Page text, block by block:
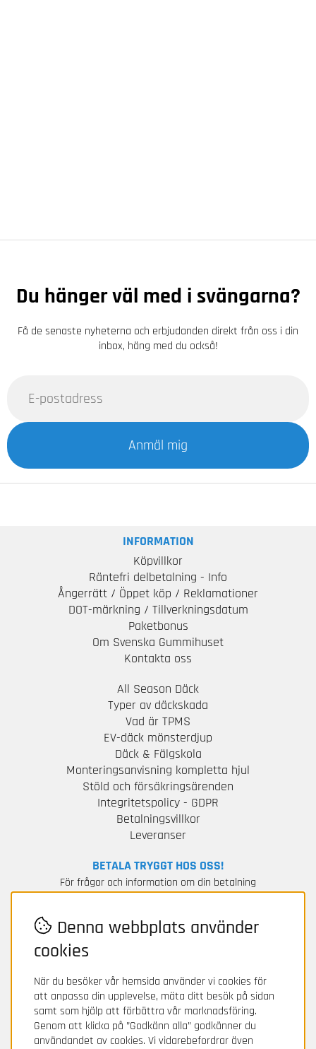
Du hänger väl med i svängarna?
Få de senaste nyheterna och erbjudanden direkt från oss i din
inbox, häng med du också!
Anmäl mig
INFORMATION
Köpvillkor
Räntefri delbetalning - Info
Ångerrätt / Öppet köp / Reklamationer
DOT-märkning / Tillverkningsdatum
Paketbonus
Om Svenska Gummihuset
Kontakta oss
All Season Däck
Typer av däckskada
Vad är TPMS
EV-däck mönsterdjup
Däck & Fälgskola
Monteringsanvisning kompletta hjul
Stöld och försäkringsärenden
Integritetspolicy - GDPR
Betalningsvillkor
Leveranser
BETALA TRYGGT HOS OSS!
För frågor och information om din betalning
Denna webbplats använder
cookies
När du besöker vår hemsida använder vi cookies för
att anpassa din upplevelse, mäta ditt besök på sidan
samt som hjälp att förbättra vår marknadsföring.
Genom att klicka på ”Godkänn alla” godkänner du
användandet av cookies. Vi vidarebefordrar även